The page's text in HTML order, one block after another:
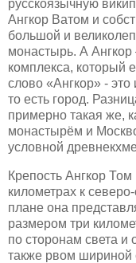
русскоязычную
Ангкор Ватом и
большой и
монастырь. А Ангкор
комплекса, который
слово «Ангкор» - это
то есть город.
примерно такая же,
монастырём и
условной
Крепость Ангкор
километрах к
плане она
размером три
по сторонам света и
также рвом шириной